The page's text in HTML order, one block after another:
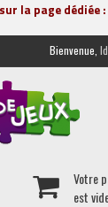
la page dédiée
Bienvenue,
Votre
est